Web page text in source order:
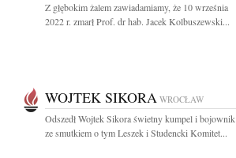
Z głębokim żalem zawiadamiamy, że 10 września
2022 r. zmarł Prof. dr hab. Jacek Kolbuszewski...
WOJTEK SIKORA WROCŁAW
Odszedł Wojtek Sikora świetny kumpel i bojownik
ze smutkiem o tym Leszek i Studencki Komitet...